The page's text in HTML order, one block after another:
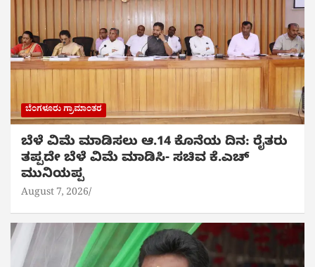
ಬೆಂಗಳೂರು ಗ್ರಾಮಾಂತರ
ಬೆಳೆ ವಿಮೆ ಮಾಡಿಸಲು ಆ.14 ಕೊನೆಯ ದಿನ: ರೈತರು
ತಪ್ಪದೇ ಬೆಳೆ ವಿಮೆ ಮಾಡಿಸಿ- ಸಚಿವ ಕೆ.ಎಚ್
ಮುನಿಯಪ್ಪ
August 7, 2026